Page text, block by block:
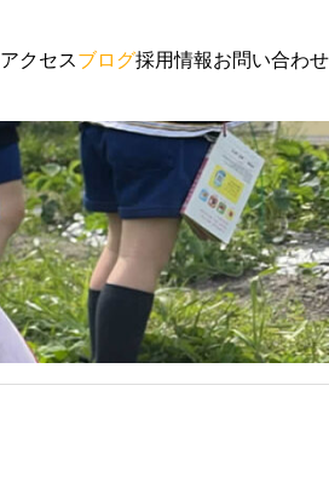
アクセスブログ採用情報お問い合わせ
子育て支援